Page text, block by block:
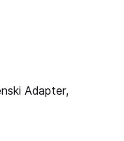
Adapter,